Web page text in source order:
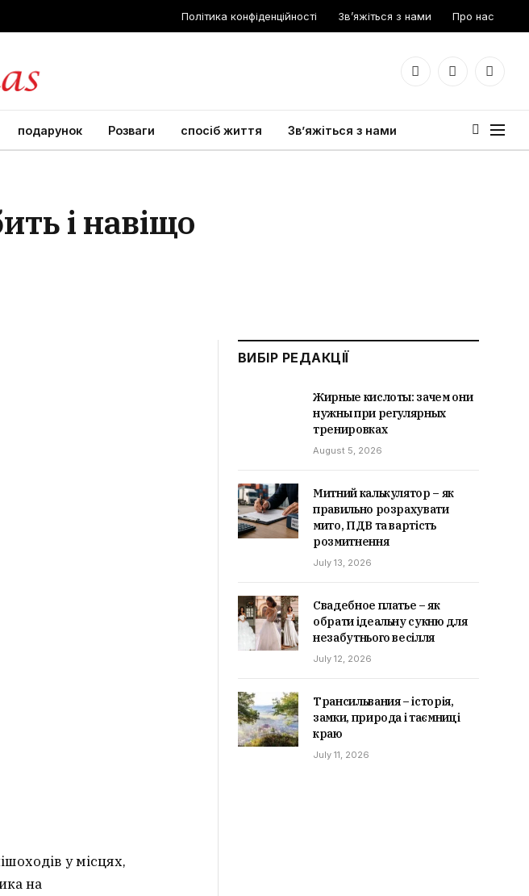
Політика конфіденційності Зв’яжіться з нами Про нас
Facebook
X
подарунок Розваги спосіб життя Зв’яжіться з нами
і навіщо
у місцях,
на
ВИБІР РЕДАКЦІЇ
Жирные кислоты: зачем они
нужны при регулярных
тренировках
August 5, 2026
Митний калькулятор – як
правильно розрахувати
мито, ПДВ та вартість
розмитнення
July 13, 2026
Свадебное платье – як
обрати ідеальну сукню для
незабутнього весілля
July 12, 2026
Трансильвания – історія,
замки, природа і таємниці
краю
July 11, 2026